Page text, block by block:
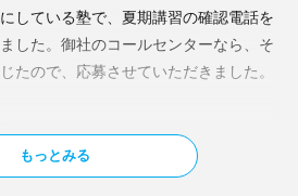
している塾で、夏期講習の確認電話を
した。御社のコールセンターなら、そ
たので、応募させていただきました。
っていただけますか？
な限り多くシフトに入りたいと考えて
もっとみる